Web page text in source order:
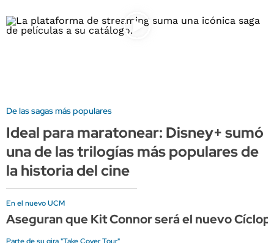
De las sagas más populares
Ideal para maratonear: Disney+ sumó
una de las trilogías más populares de
la historia del cine
En el nuevo UCM
Aseguran que Kit Connor será el nuevo